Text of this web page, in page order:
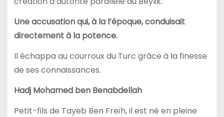
Une accusation qui, à la l’époque, conduisait
directement à la potence.
Il échappa au courroux du Turc grâce à la finesse
de ses connaissances.
Hadj Mohamed ben Benabdellah
Petit-fils de Tayeb Ben Freïh, il est né en pleine